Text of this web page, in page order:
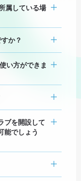
属している場
か？
い方ができま
ブを開設して
能でしょう